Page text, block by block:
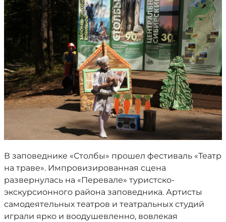
В заповеднике «Столбы» прошел фестиваль «Театр
на траве». Импровизированная сцена
развернулась на «Перевале» туристско-
экскурсионного района заповедника. Артисты
самодеятельных театров и театральных студий
играли ярко и воодушевленно, вовлекая